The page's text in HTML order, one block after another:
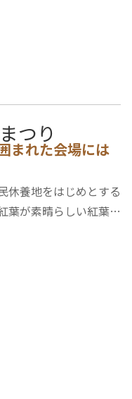
つり
まれた会場には
休養地をはじめとする
葉が素晴らしい紅葉の